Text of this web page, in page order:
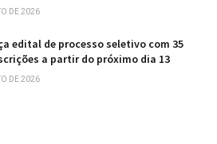
DE 2026
edital de processo seletivo com 35
a partir do próximo dia 13
DE 2026